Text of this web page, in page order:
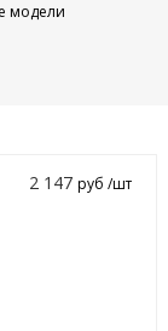
модели
2 147руб /шт